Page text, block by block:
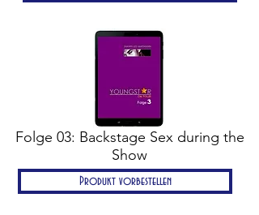
Folge 03: Backstage Sex during the
Show
Produkt vorbestellen